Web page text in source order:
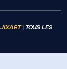
JIXART| TOUS LES